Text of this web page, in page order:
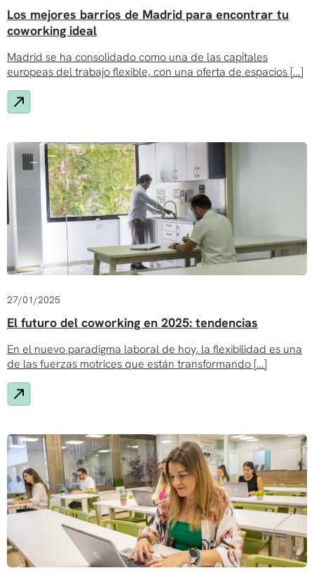
Los mejores barrios de Madrid para encontrar tu
coworking ideal
Madrid se ha consolidado como una de las capitales
europeas del trabajo flexible, con una oferta de espacios […]
27/01/2025
El futuro del coworking en 2025: tendencias
En el nuevo paradigma laboral de hoy, la flexibilidad es una
de las fuerzas motrices que están transformando […]